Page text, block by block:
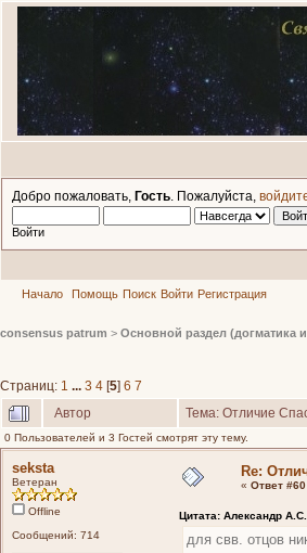
Добро пожаловать, Гость . Пожалуйста,
Войти
Начало Помощь Поиск Войти Регистрация
consensus patrum > Основной раздел (догматика
Страниц: 1 ... 3 4 [5] 6 7
Автор
Тема: Отличие
0 Пользователей и 3 Гостей смотрят эту тему.
seksta
Ветеран
Offline
Сообщений: 714
Re:
« Ответ
Цитата: Александр А.С.
для свв. отцов